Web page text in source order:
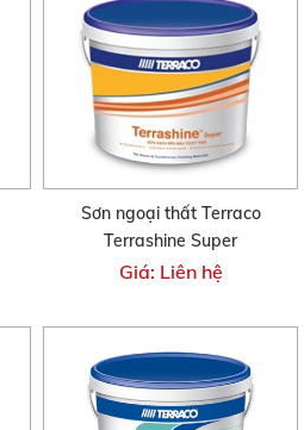
Sơn ngoại thất Terraco
Terrashine Super
Giá: Liên hệ